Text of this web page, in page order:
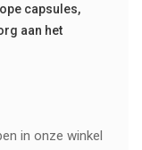
capsules,
aan het
in onze winkel